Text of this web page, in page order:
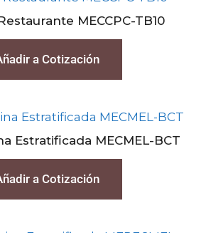
MECCPC-TB10
a Cotización
Estratificada MECMEL-BCT
a Cotización